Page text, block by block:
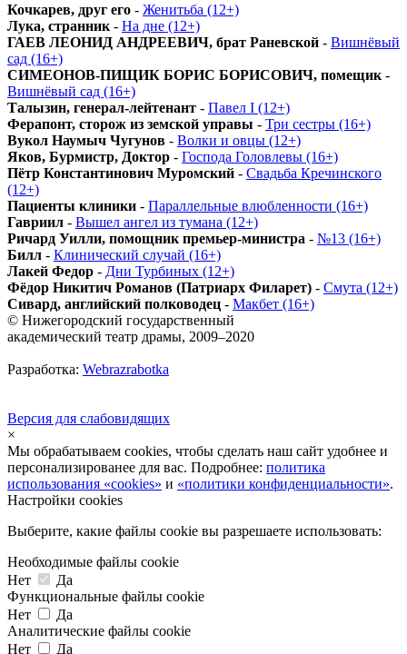
Кочкарев, друг его - Женитьба (12+)
Лука, странник - На дне (12+)
ГАЕВ ЛЕОНИД АНДРЕЕВИЧ, брат Раневской - Вишнёвый
сад (16+)
СИМЕОНОВ-ПИЩИК БОРИС БОРИСОВИЧ, помещик -
Вишнёвый сад (16+)
Талызин, генерал-лейтенант - Павел I (12+)
Ферапонт, сторож из земской управы - Три сестры (16+)
Вукол Наумыч Чугунов - Волки и овцы (12+)
Яков, Бурмистр, Доктор - Господа Головлевы (16+)
Пётр Константинович Муромский - Свадьба Кречинского
(12+)
Пациенты клиники - Параллельные влюбленности (16+)
Гавриил - Вышел ангел из тумана (12+)
Ричард Уилли, помощник премьер-министра - №13 (16+)
Билл - Клинический случай (16+)
Лакей Федор - Дни Турбиных (12+)
Фёдор Никитич Романов (Патриарх Филарет) - Смута (12+)
Сивард, английский полководец - Макбет (16+)
© Нижегородский государственный
академический театр драмы, 2009–2020
Разработка: Webrazrabotka
Версия для слабовидящих
×
Мы обрабатываем cookies, чтобы сделать наш сайт удобнее и
персонализированее для вас. Подробнее: политика
использования «cookies» и «политики конфиденциальности».
Настройки cookies
Выберите, какие файлы cookie вы разрешаете использовать:
Необходимые файлы cookie
Нет
Да
Функциональные файлы cookie
Нет
Да
Аналитические файлы cookie
Нет
Да